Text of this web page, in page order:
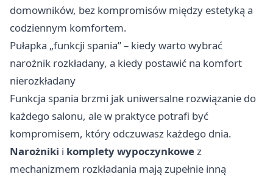
domowników, bez kompromisów między estetyką a
codziennym komfortem.
Pułapka „funkcji spania” – kiedy warto wybrać
narożnik rozkładany, a kiedy postawić na komfort
nierozkładany
Funkcja spania brzmi jak uniwersalne rozwiązanie do
każdego salonu, ale w praktyce potrafi być
kompromisem, który odczuwasz każdego dnia.
Narożniki i komplety wypoczynkowez
mechanizmem rozkładania mają zupełnie inną